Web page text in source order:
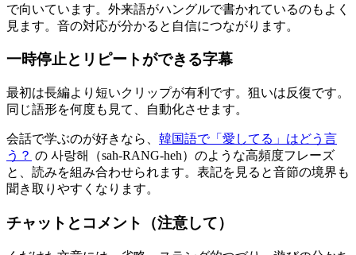
で向いています。外来語がハングルで書かれているのもよく
見ます。音の対応が分かると自信につながります。
一時停止とリピートができる字幕
最初は長編より短いクリップが有利です。狙いは反復です。
同じ語形を何度も見て、自動化させます。
会話で学ぶのが好きなら、 韓国語で「愛してる」はどう言
う？ の 사랑해（sah-RANG-heh）のような高頻度フレーズ
と、読みを組み合わせられます。表記を見ると音節の境界も
聞き取りやすくなります。
チャットとコメント（注意して）